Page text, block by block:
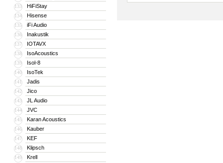
133 HiFiStay
134 Hisense
135 iFi Audio
136 Inakustik
137 IOTAVX
138 IsoAcoustics
139 Isol-8
140 IsoTek
141 Jadis
142 Jico
143 JL Audio
144 JVC
145 Karan Acoustics
146 Kauber
147 KEF
148 Klipsch
149 Krell